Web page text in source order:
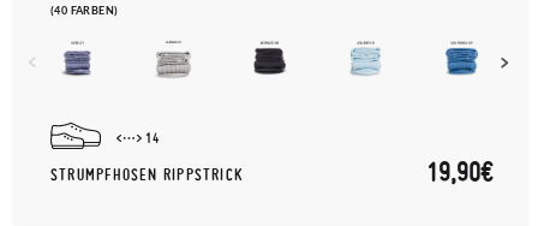
(40 FARBEN)
14
STRUMPFHOSEN RIPPSTRICK 19,90€